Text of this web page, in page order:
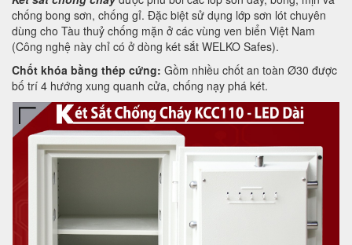
chống bong sơn, chống gỉ. Đặc biệt sử dụng lớp sơn lót chuyên
dùng cho Tàu thuỷ chống mặn ở các vùng ven biển Việt Nam
(Công nghệ này chỉ có ở dòng két sắt WELKO Safes).
Chốt khóa bằng thép cứng: Gồm nhiều chốt an toàn Ø30 được
bố trí 4 hướng xung quanh cửa, chống nạy phá két.